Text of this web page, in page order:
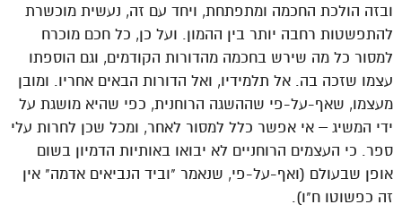
ובזה הולכת החכמה ומתפתחת, ויחד עם זה, נעשית מוכשרת
להתפשטות רחבה יותר בין ההמון. ועל כן, כל חכם מוכרח
למסור כל מה שירש בחכמה מהדורות הקודמים, וגם הוספתו
עצמו שזכה בה. אל תלמידיו, ואל הדורות הבאים אחריו. ומובן
מעצמו, שאף-על-פי שההשגה הרוחנית, כפי שהיא מושגת על
ידי המשיג – אי אפשר כלל למסור לאחר, ומכל שכן לחרות עלי
ספר. כי העצמים הרוחניים לא יבואו באותיות הדמיון בשום
אופן שבעולם (ואף-על-פי, שנאמר "וביד הנביאים אדמה" אין
זה כפשוטו ח"ו).